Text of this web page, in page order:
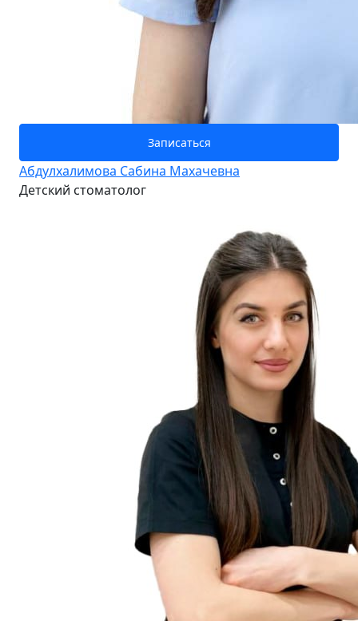
Записаться
Абдулхалимова Сабина Махачевна
Детский стоматолог